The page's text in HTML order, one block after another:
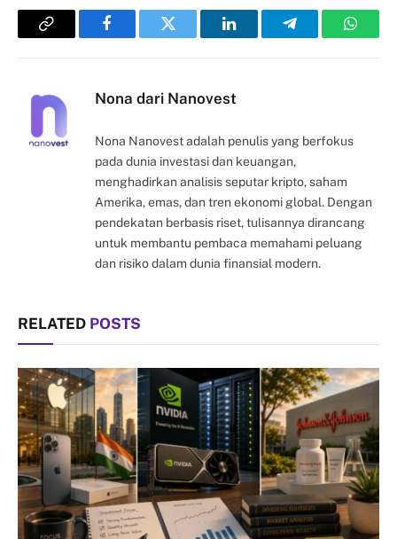
Copy
FacebookTwitter LinkedInTelegram
Nona dari Nanovest
Nona Nanovest adalah penulis yang berfokus
pada dunia investasi dan keuangan,
menghadirkan analisis seputar kripto, saham
Amerika, emas, dan tren ekonomi global. Dengan
pendekatan berbasis riset, tulisannya dirancang
untuk membantu pembaca memahami peluang
dan risiko dalam dunia finansial modern.
RELATED POSTS